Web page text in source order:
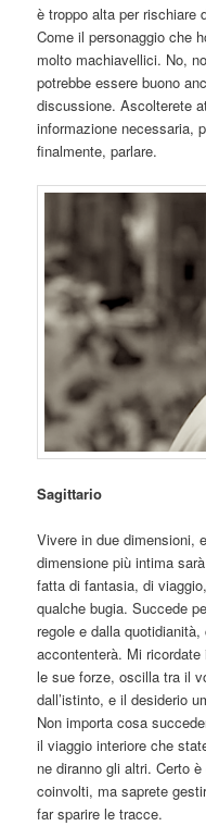
è troppo alta per rischiare
Come il personaggio che
molto machiavellici. No,
potrebbe essere buono
discussione. Ascolterete
informazione necessaria,
finalmente, parlare.
Sagittario
Vivere in due dimensioni,
dimensione più intima
fatta di fantasia, di
qualche bugia. Succede
regole e dalla
accontenterà. Mi
le sue forze, oscilla tra il
dall’istinto, e il desiderio
Non importa cosa
il viaggio interiore che
ne diranno gli altri. Certo
coinvolti, ma saprete
far sparire le tracce.